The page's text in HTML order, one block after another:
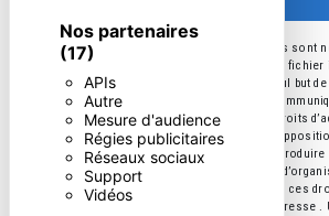
Nos partenaires
(17)
APIs
Autre
Mesure d'audience
Régies publicitaires
Réseaux sociaux
Support
Vidéos
** Les données personnelles communiquées sont
vous contacter et sont enregistrées dans un
destinées à et ses sous-traitants dans le seul but
message. Les données collectées seront
destinataires suivants: . Vous disposez de droits
d’effacement, de portabilité, de limitation,
consentement à tout moment et du droit
auprès d’une autorité de contrôle, ainsi que
données post-mortem. Vous pouvez exercer ces
l'adresse ou par courrier électronique à l'adresse .